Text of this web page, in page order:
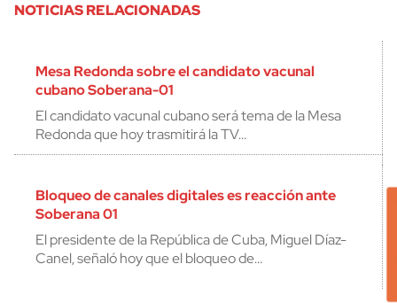
NOTICIAS RELACIONADAS
Mesa Redonda sobre el candidato vacunal
cubano Soberana-01
El candidato vacunal cubano será tema de la Mesa
Redonda que hoy trasmitirá la TV…
Bloqueo de canales digitales es reacción ante
Soberana 01
El presidente de la República de Cuba, Miguel Díaz-
Canel, señaló hoy que el bloqueo de…